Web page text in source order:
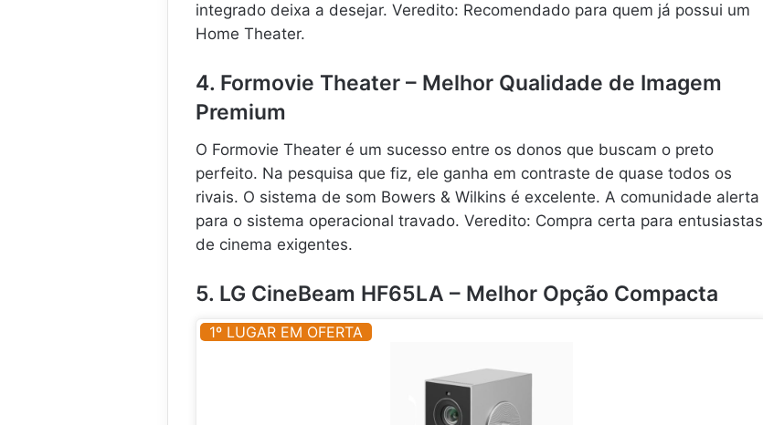
integrado deixa a desejar. Veredito: Recomendado para quem já possui um
Home Theater.
4. Formovie Theater – Melhor Qualidade de Imagem
Premium
O Formovie Theater é um sucesso entre os donos que buscam o preto
perfeito. Na pesquisa que fiz, ele ganha em contraste de quase todos os
rivais. O sistema de som Bowers & Wilkins é excelente. A comunidade alerta
para o sistema operacional travado. Veredito: Compra certa para entusiastas
de cinema exigentes.
5. LG CineBeam HF65LA – Melhor Opção Compacta
1º LUGAR EM OFERTA